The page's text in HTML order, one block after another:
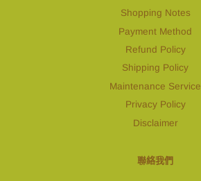
Shopping Notes
Payment Method
Refund Policy
Shipping Policy
Maintenance Service
Privacy Policy
Disclaimer
聯絡我們